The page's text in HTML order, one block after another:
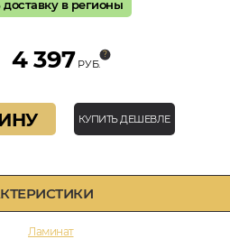
Ламинат
доставку в регионы
4 397 РУБ.
КУПИТЬ ДЕШЕВЛЕ